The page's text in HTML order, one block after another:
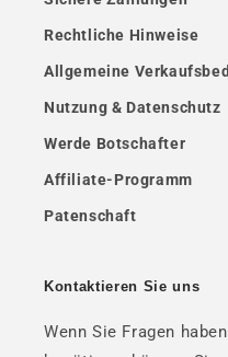
Rechtliche Hinweise
Allgemeine
Nutzung & Datenschutz
Werde Botschafter
Affiliate-Programm
Patenschaft
Kontaktieren Sie uns
Wenn Sie Fragen